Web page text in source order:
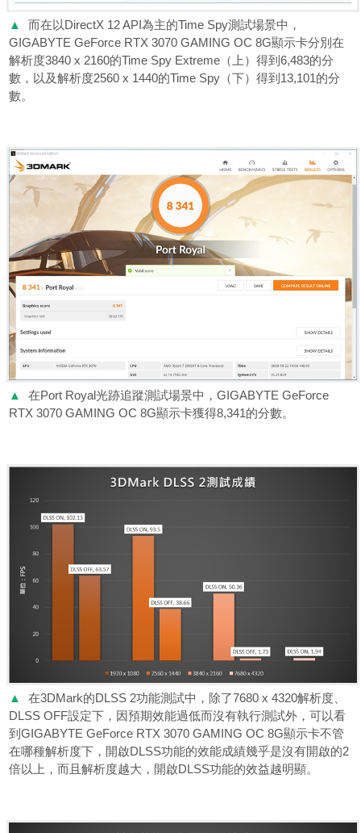
▲
而在以DirectX 12 API為主的Time Spy測試場景中，
GIGABYTE GeForce RTX 3070 GAMING OC 8G顯示卡分別在
解析度3840 x 2160的Time Spy Extreme（上）得到6,483的分
數，以及解析度2560 x 1440的Time Spy（下）得到13,101的分
數。
▲
在Port Royal光跡追蹤測試場景中，GIGABYTE GeForce
RTX 3070 GAMING OC 8G顯示卡獲得8,341的分數。
▲
在3DMark的DLSS 2功能測試中，除了7680 x 4320解析度、
DLSS OFF設定下，因預期效能過低而沒有執行測試外，可以看
到GIGABYTE GeForce RTX 3070 GAMING OC 8G顯示卡不管
在哪種解析度下，開啟DLSS功能的效能成績幾乎是沒有開啟的2
倍以上，而且解析度越大，開啟DLSS功能的效益越明顯。